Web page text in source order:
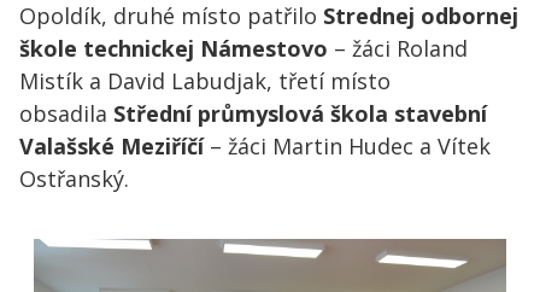
Opoldík, druhé místo patřilo Strednej odbornej
škole technickej Námestovo – žáci Roland
Mistík a David Labudjak, třetí místo
obsadila Střední průmyslová škola stavební
Valašské Meziříčí– žáci Martin Hudec a Vítek
Ostřanský.